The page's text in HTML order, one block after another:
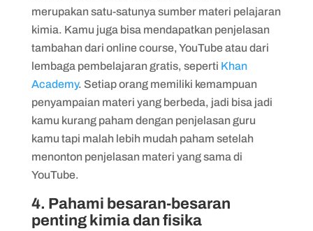
merupakan satu-satunya sumber materi pelajaran
kimia. Kamu juga bisa mendapatkan penjelasan
tambahan dari online course, YouTube atau dari
lembaga pembelajaran gratis, seperti Khan
Academy. Setiap orang memiliki kemampuan
penyampaian materi yang berbeda, jadi bisa jadi
kamu kurang paham dengan penjelasan guru
kamu tapi malah lebih mudah paham setelah
menonton penjelasan materi yang sama di
YouTube.
4. Pahami besaran-besaran
penting kimia dan fisika